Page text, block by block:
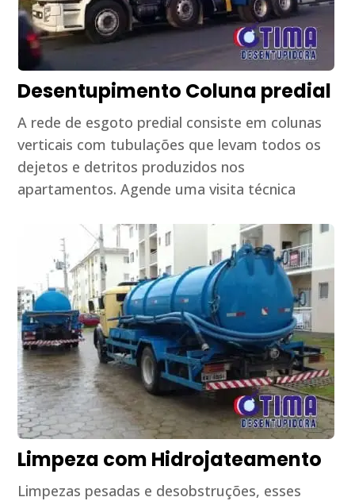
Desentupimento Coluna predial
A rede de esgoto predial consiste em colunas
verticais com tubulações que levam todos os
dejetos e detritos produzidos nos
apartamentos. Agende uma visita técnica
Limpeza com Hidrojateamento
Limpezas pesadas e desobstruções, esses